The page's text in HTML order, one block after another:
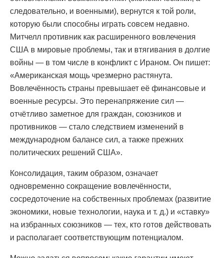
следовательно, и военными), вернутся к той роли,
которую были способны играть совсем недавно.
Митчелл противник как расширенного вовлечения
США в мировые проблемы, так и втягивания в долгие
войны — в том числе в конфликт с Ираном. Он пишет:
«Американская мощь чрезмерно растянута.
Вовлечённость страны превышает её финансовые и
военные ресурсы. Это перенапряжение сил —
отчётливо заметное для граждан, союзников и
противников — стало следствием изменений в
международном балансе сил, а также прежних
политических решений США».
Консолидация, таким образом, означает
одновременно сокращение вовлечённости,
сосредоточение на собственных проблемах (развитие
экономики, новые технологии, наука и т. д.) и «ставку»
на избранных союзников — тех, кто готов действовать
и располагает соответствующим потенциалом.